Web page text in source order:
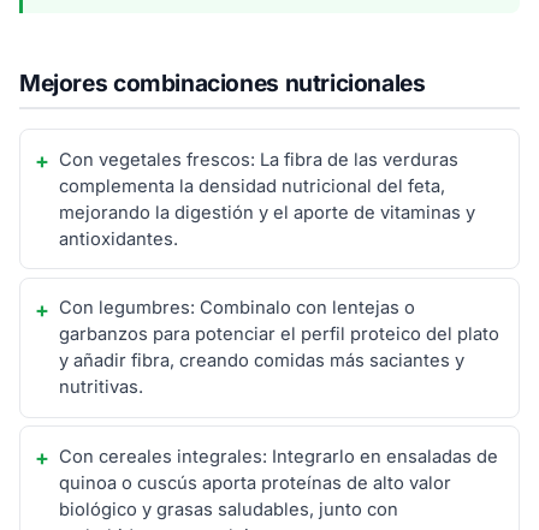
Mejores combinaciones nutricionales
Con vegetales frescos: La fibra de las verduras
complementa la densidad nutricional del feta,
mejorando la digestión y el aporte de vitaminas y
antioxidantes.
Con legumbres: Combinalo con lentejas o
garbanzos para potenciar el perfil proteico del plato
y añadir fibra, creando comidas más saciantes y
nutritivas.
Con cereales integrales: Integrarlo en ensaladas de
quinoa o cuscús aporta proteínas de alto valor
biológico y grasas saludables, junto con